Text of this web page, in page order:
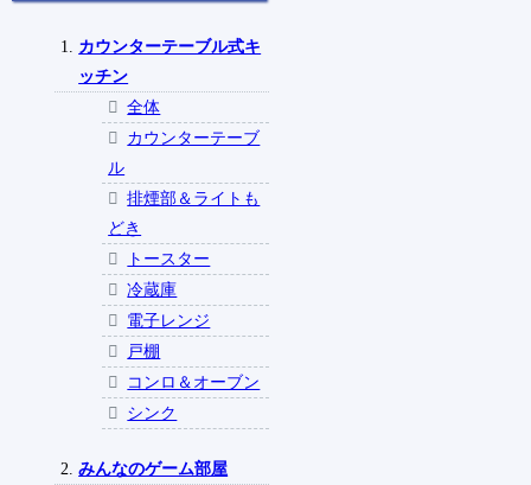
カウンターテーブル式キ
ッチン
全体
カウンターテーブ
ル
排煙部＆ライトも
どき
トースター
冷蔵庫
電子レンジ
戸棚
コンロ＆オーブン
シンク
みんなのゲーム部屋